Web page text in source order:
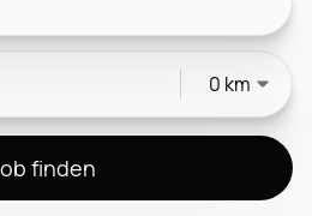
CH
0 km
finden